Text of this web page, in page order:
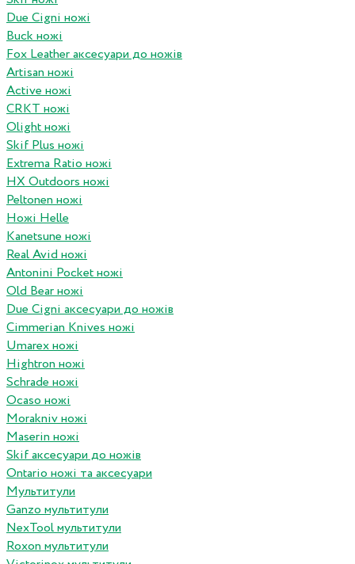
Due Cigni ножі
Buck ножі
Fox Leather аксесуари до ножів
Artisan ножі
Active ножі
CRKT ножі
Olight ножі
Skif Plus ножі
Extrema Ratio ножі
HX Outdoors ножі
Peltonen ножі
Ножі Helle
Kanetsune ножі
Real Avid ножі
Antonini Pocket ножі
Old Bear ножі
Due Cigni аксесуари до ножів
Cimmerian Knives ножі
Umarex ножі
Hightron ножі
Schrade ножі
Ocaso ножі
Morakniv ножі
Maserin ножі
Skif аксесуари до ножів
Ontario ножі та аксесуари
Мультитули
Ganzo мультитули
NexTool мультитули
Roxon мультитули